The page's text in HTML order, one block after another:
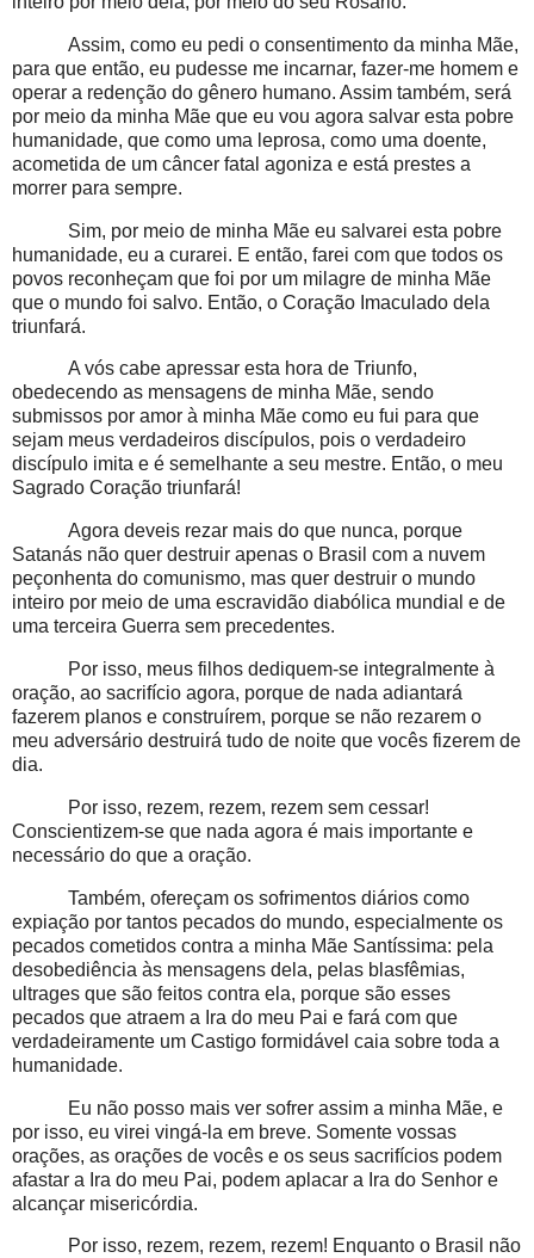
Assim, como eu pedi o consentimento da minha Mãe,
para que então, eu pudesse me incarnar, fazer-me homem e
operar a redenção do gênero humano. Assim também, será
por meio da minha Mãe que eu vou agora salvar esta pobre
humanidade, que como uma leprosa, como uma doente,
acometida de um câncer fatal agoniza e está prestes a
morrer para sempre.
Sim, por meio de minha Mãe eu salvarei esta pobre
humanidade, eu a curarei. E então, farei com que todos os
povos reconheçam que foi por um milagre de minha Mãe
que o mundo foi salvo. Então, o Coração Imaculado dela
triunfará.
A vós cabe apressar esta hora de Triunfo,
obedecendo as mensagens de minha Mãe, sendo
submissos por amor à minha Mãe como eu fui para que
sejam meus verdadeiros discípulos, pois o verdadeiro
discípulo imita e é semelhante a seu mestre. Então, o meu
Sagrado Coração triunfará!
Agora deveis rezar mais do que nunca, porque
Satanás não quer destruir apenas o Brasil com a nuvem
peçonhenta do comunismo, mas quer destruir o mundo
inteiro por meio de uma escravidão diabólica mundial e de
uma terceira Guerra sem precedentes.
Por isso, meus filhos dediquem-se integralmente à
oração, ao sacrifício agora, porque de nada adiantará
fazerem planos e construírem, porque se não rezarem o
meu adversário destruirá tudo de noite que vocês fizerem de
dia.
Por isso, rezem, rezem, rezem sem cessar!
Conscientizem-se que nada agora é mais importante e
necessário do que a oração.
Também, ofereçam os sofrimentos diários como
expiação por tantos pecados do mundo, especialmente os
pecados cometidos contra a minha Mãe Santíssima: pela
desobediência às mensagens dela, pelas blasfêmias,
ultrages que são feitos contra ela, porque são esses
pecados que atraem a Ira do meu Pai e fará com que
verdadeiramente um Castigo formidável caia sobre toda a
humanidade.
Eu não posso mais ver sofrer assim a minha Mãe, e
por isso, eu virei vingá-la em breve. Somente vossas
orações, as orações de vocês e os seus sacrifícios podem
afastar a Ira do meu Pai, podem aplacar a Ira do Senhor e
alcançar misericórdia.
Por isso, rezem, rezem, rezem! Enquanto o Brasil não